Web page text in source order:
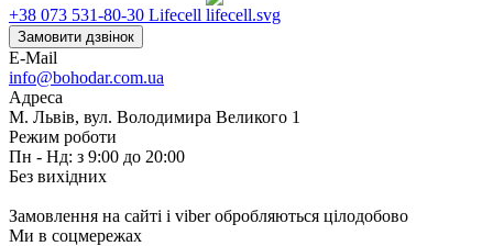
+38 073 531-80-30 Lifecell
Замовити дзвінок
E-Mail
info@bohodar.com.ua
Адреса
М. Львів, вул. Володимира Великого 1
Режим роботи
Пн - Нд: з 9:00 до 20:00
Без вихідних
Замовлення на сайті і viber обробляються цілодобово
Ми в соцмережах